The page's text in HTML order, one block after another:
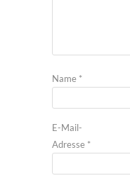
Name *
E-Mail-
Adresse *